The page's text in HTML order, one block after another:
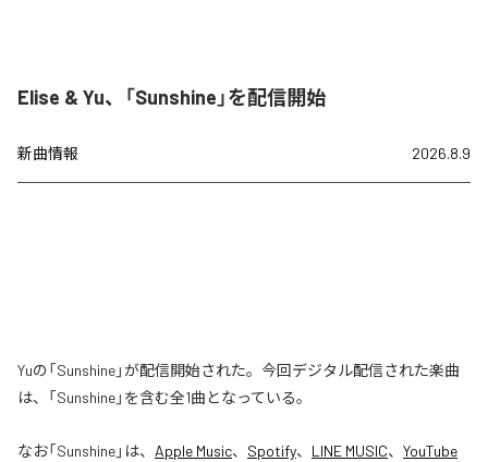
Elise & Yu、「Sunshine」を配信開始
新曲情報 2026.8.9
Yuの「Sunshine」が配信開始された。今回デジタル配信された楽曲
は、「Sunshine」を含む全1曲となっている。
なお「Sunshine」は、 Apple Music、 Spotify、 LINE MUSIC、 YouTube